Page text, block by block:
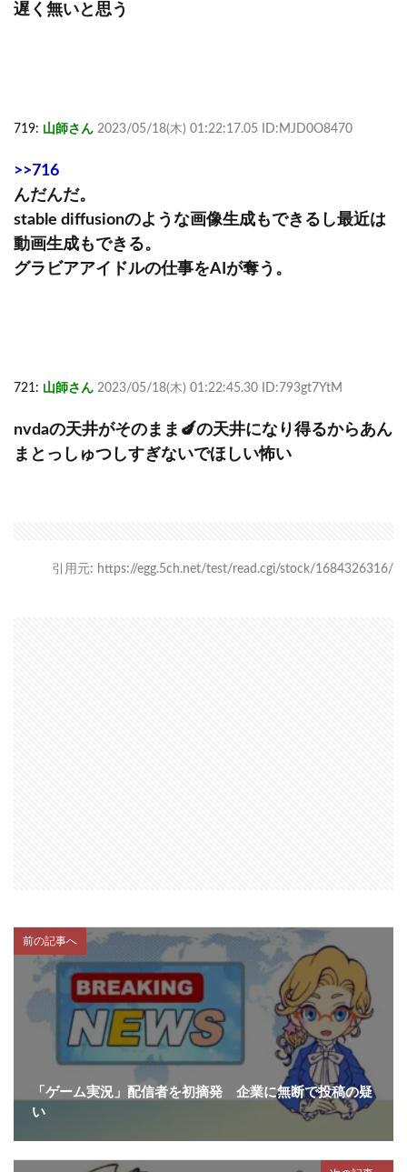
遅く無いと思う
719: 山師さん 2023/05/18(木) 01:22:17.05 ID:MJD0O8470
>>716
んだんだ。
stable diffusionのような画像生成もできるし最近は
動画生成もできる。
グラビアアイドルの仕事をAIが奪う。
721: 山師さん 2023/05/18(木) 01:22:45.30 ID:793gt7YtM
nvdaの天井がそのまま🍆の天井になり得るからあん
まとっしゅつしすぎないでほしい怖い
引用元: https://egg.5ch.net/test/read.cgi/stock/1684326316/
前の記事へ
「ゲーム実況」配信者を初摘発 企業に無断で投稿の疑
い